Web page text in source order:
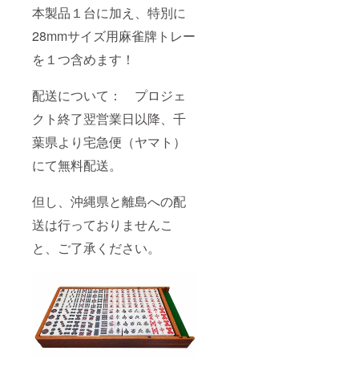
本製品１台に加え、特別に
28mmサイズ用麻雀牌トレー
を１つ含めます！
配送について： プロジェ
クト終了翌営業日以降、千
葉県より宅急便（ヤマト）
にて無料配送。
但し、沖縄県と離島への配
送は行っておりませんこ
と、ご了承ください。